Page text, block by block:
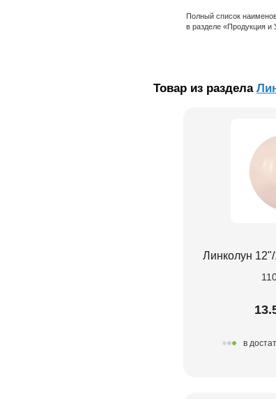
Полный список
в разделе «Продукция
Товар из раздела
Линколун 12"/
в